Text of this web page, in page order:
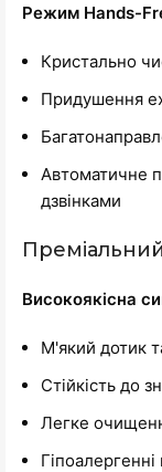
Режим Hands-
Кристально
Придушення
Автоматичне
дзвінками
Високоякісна
М'який дотик
Стійкість до
Легке
Гіпоалергенні